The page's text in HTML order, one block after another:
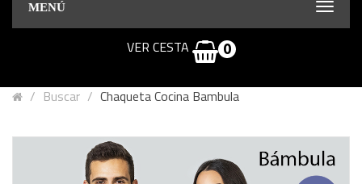
MENÚ
VER CESTA 0
Buscar Chaqueta Cocina Bambula